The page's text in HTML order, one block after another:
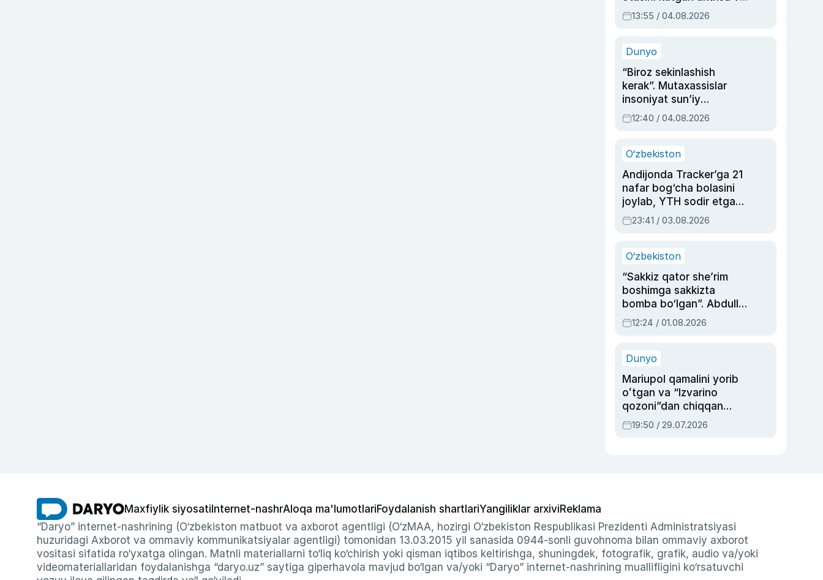
dublyaj ustasi Rimma
Ahmedovaning
13:55 / 04.08.2026
Dunyo
“Biroz sekinlashish
kerak”. Mutaxassislar
insoniyat sun’iy
intellektni boshqara
olmay qolishidan xavotir
12:40 / 04.08.2026
O‘zbekiston
Andijonda Tracker’ga 21
nafar bog‘cha bolasini
joylab, YTH sodir etgan
ayolga sud hukmi o‘qildi
23:41 / 03.08.2026
O‘zbekiston
“Sakkiz qator she’rim
boshimga sakkizta
bomba bo‘lgan”. Abdulla
Oripovni siyosiy
ayblovlardan asrab
12:24 / 01.08.2026
Dunyo
Mariupol qamalini yorib
oʻtgan va “Izvarino
qozoni”dan chiqqan
qahramon — Ukraina
armiyasi bosh
19:50 / 29.07.2026
Maxfiylik siyosati Internet-nashrAloqa ma'lumotlariFoydalanish shartlariYangiliklar arxiviReklama
“Daryo” internet-nashrining (O‘zbekiston matbuot va axborot agentligi (O‘zMAA, hozirgi O‘zbekiston Respublikasi Prezidenti Administratsiyasi
huzuridagi Axborot va ommaviy kommunikatsiyalar agentligi) tomonidan 13.03.2015 yil sanasida 0944-sonli guvohnoma bilan ommaviy axborot
vositasi sifatida ro‘yxatga olingan. Matnli materiallarni to‘liq ko‘chirish yoki qisman iqtibos keltirishga, shuningdek, fotografik, grafik, audio va/yoki
videomateriallaridan foydalanishga “daryo.uz” saytiga giperhavola mavjud bo‘lgan va/yoki “Daryo” internet-nashrining muallifligini ko‘rsatuvchi